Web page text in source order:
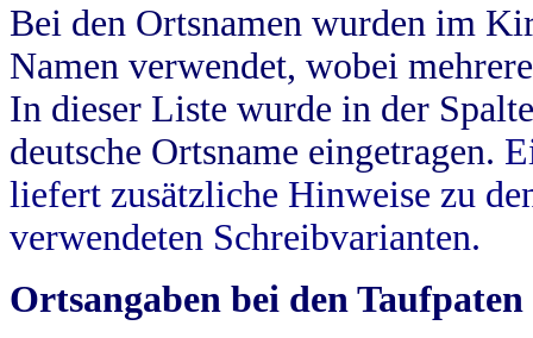
Bei den Ortsnamen wurden im
Namen verwendet, wobei
In dieser Liste wurde in der
deutsche Ortsname eingetragen.
liefert zusätzliche Hinweise zu
verwendeten Schreibvarianten.
Ortsangaben bei den Taufpaten